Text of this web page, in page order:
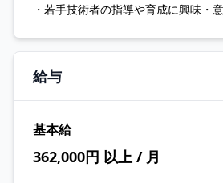
・若手技術者の指導や育成に興味・
給与
基本給
362,000円 以上 / 月